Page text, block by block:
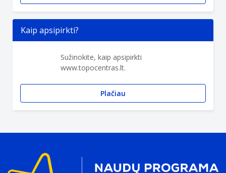
Kaip apsipirkti?
Sužinokite, kaip apsipirkti
www.topocentras.lt.
Plačiau